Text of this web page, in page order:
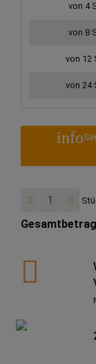
von 4
von 8
von 12
von 24
info